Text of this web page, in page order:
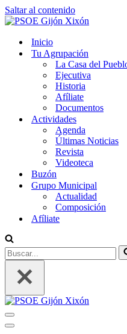
Saltar al contenido
Inicio
Tu Agrupación
La Casa del
Ejecutiva
Historia
Afíliate
Documentos
Actividades
Agenda
Últimas Noticias
Revista
Videoteca
Buzón
Grupo Municipal
Actualidad
Composición
Afíliate
Buscar...
Menú
de
Menú